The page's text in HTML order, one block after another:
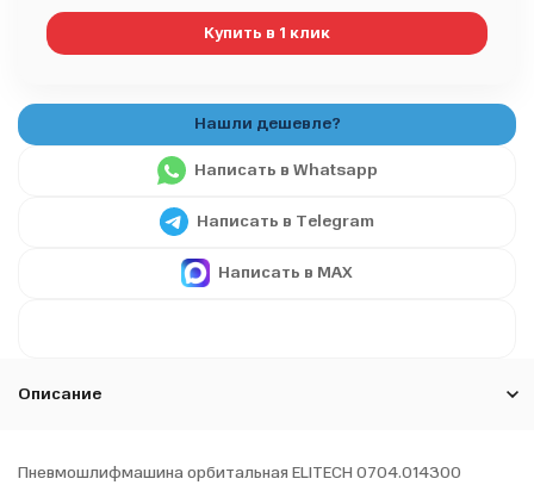
Купить в 1 клик
Написать в Whatsapp
Написать в Telegram
Написать в MAX
Описание
Пневмошлифмашина орбитальная ELITECH 0704.014300